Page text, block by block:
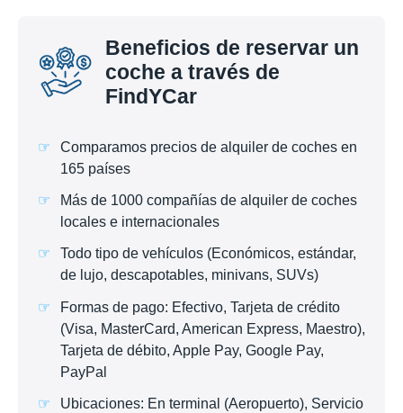
Beneficios de reservar un
coche a través de
FindYCar
Comparamos precios de alquiler de coches en
165 países
Más de 1000 compañías de alquiler de coches
locales e internacionales
Todo tipo de vehículos (Económicos, estándar,
de lujo, descapotables, minivans, SUVs)
Formas de pago: Efectivo, Tarjeta de crédito
(Visa, MasterCard, American Express, Maestro),
Tarjeta de débito, Apple Pay, Google Pay,
PayPal
Ubicaciones: En terminal (Aeropuerto), Servicio